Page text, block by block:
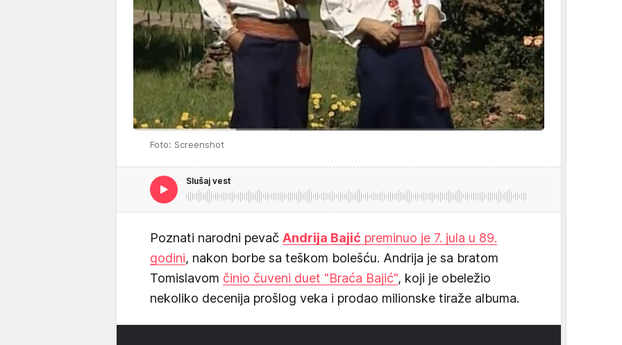
Foto: Screenshot
Slušaj vest
Poznati narodni pevač Andrija Bajić preminuo je 7. jula u 89.
godini, nakon borbe sa teškom bolešću. Andrija je sa bratom
Tomislavom činio čuveni duet "Braća Bajić", koji je obeležio
nekoliko decenija prošlog veka i prodao milionske tiraže albuma.